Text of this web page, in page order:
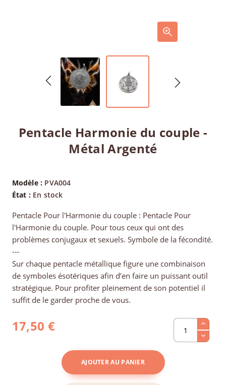
Pentacle Harmonie du couple -
Métal Argenté
Modèle : PVA004
État : En stock
Pentacle Pour l'Harmonie du couple : Pentacle Pour
l'Harmonie du couple. Pour tous ceux qui ont des
problèmes conjugaux et sexuels. Symbole de la fécondité.
---
Sur chaque pentacle métallique figure une combinaison
de symboles ésotériques afin d’en faire un puissant outil
stratégique. Pour profiter pleinement de son potentiel il
suffit de le garder proche de vous.
17,50 €
AJOUTER AU PANIER